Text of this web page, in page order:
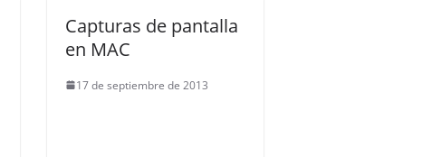
Capturas de pantalla
en MAC
17 de septiembre de 2013